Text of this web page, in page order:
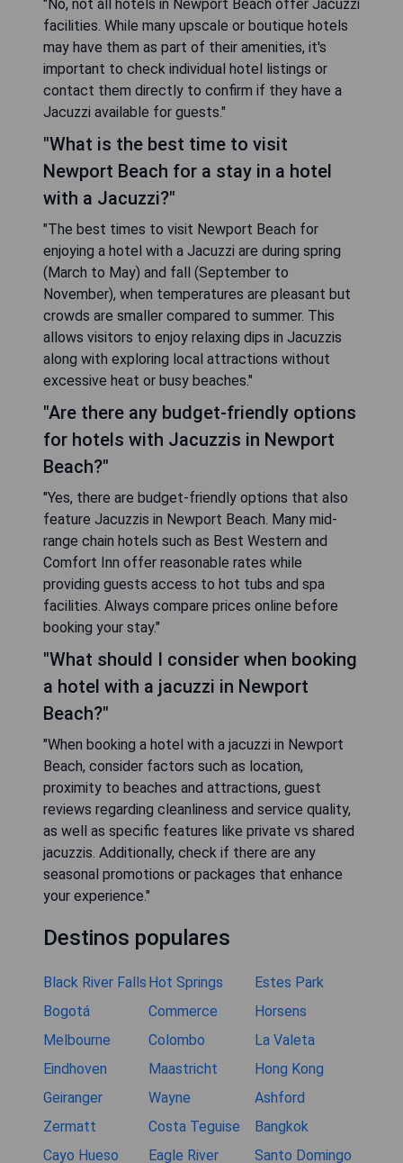
"No, not all hotels in Newport Beach offer Jacuzzi
facilities. While many upscale or boutique hotels
may have them as part of their amenities, it's
important to check individual hotel listings or
contact them directly to confirm if they have a
Jacuzzi available for guests."
"What is the best time to visit
Newport Beach for a stay in a hotel
with a Jacuzzi?"
"The best times to visit Newport Beach for
enjoying a hotel with a Jacuzzi are during spring
(March to May) and fall (September to
November), when temperatures are pleasant but
crowds are smaller compared to summer. This
allows visitors to enjoy relaxing dips in Jacuzzis
along with exploring local attractions without
excessive heat or busy beaches."
"Are there any budget-friendly options
for hotels with Jacuzzis in Newport
Beach?"
"Yes, there are budget-friendly options that also
feature Jacuzzis in Newport Beach. Many mid-
range chain hotels such as Best Western and
Comfort Inn offer reasonable rates while
providing guests access to hot tubs and spa
facilities. Always compare prices online before
booking your stay."
"What should I consider when booking
a hotel with a jacuzzi in Newport
Beach?"
"When booking a hotel with a jacuzzi in Newport
Beach, consider factors such as location,
proximity to beaches and attractions, guest
reviews regarding cleanliness and service quality,
as well as specific features like private vs shared
jacuzzis. Additionally, check if there are any
seasonal promotions or packages that enhance
your experience."
Destinos populares
Black River Falls Hot Springs
Estes Park
Bogotá
Commerce
Horsens
Melbourne
Colombo
La Valeta
Eindhoven
Maastricht
Hong Kong
Geiranger
Wayne
Ashford
Zermatt
Costa Teguise
Bangkok
Cayo Hueso
Eagle River Santo Domingo